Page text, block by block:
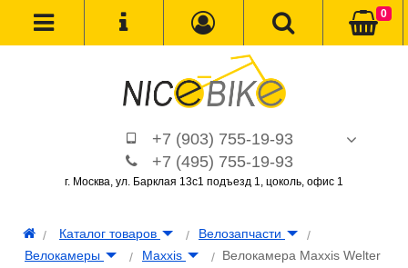
+7 (903) 755-19-93
+7 (495) 755-19-93
г. Москва, ул. Барклая 13с1 подъезд 1, цоколь, офис 1
0
Каталог товаров
Велозапчасти
Велокамеры
Maxxis
Велокамера Maxxis Welter